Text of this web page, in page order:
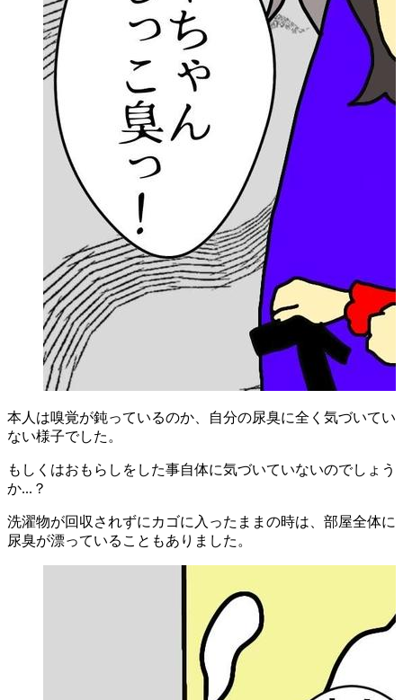
本人は嗅覚が鈍っているのか、自分の尿臭に全く気づいてい
ない様子でした。
もしくはおもらしをした事自体に気づいていないのでしょう
か...？
洗濯物が回収されずにカゴに入ったままの時は、部屋全体に
尿臭が漂っていることもありました。